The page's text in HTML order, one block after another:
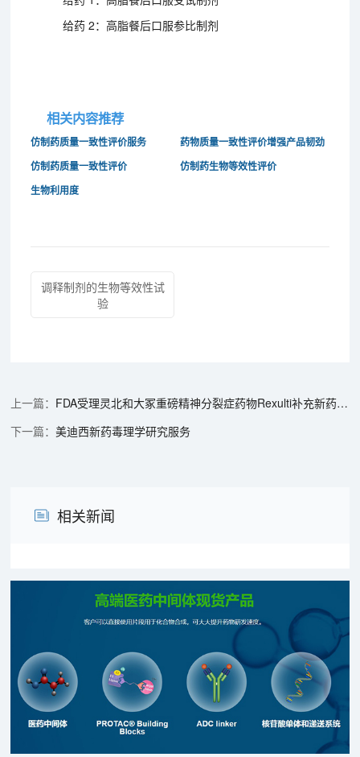
给药 2：高脂餐后口服参比制剂
相关内容推荐
仿制药质量一致性评价服务
药物质量一致性评价增强产品韧劲
仿制药质量一致性评价
仿制药生物等效性评价
生物利用度
调释制剂的生物等效性试
验
FDA受理灵北和大冢重磅精神分裂症药物Rexulti补充新药申请
美迪西新药毒理学研究服务
相关新闻